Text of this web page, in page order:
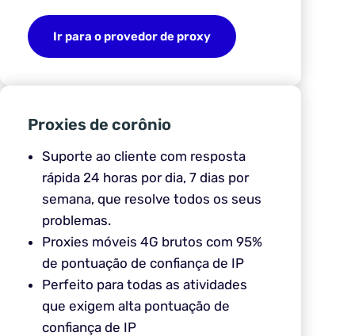
Ir para o provedor de proxy
Proxies de corônio
Suporte ao cliente com resposta
rápida 24 horas por dia, 7 dias por
semana, que resolve todos os seus
problemas.
Proxies móveis 4G brutos com 95%
de pontuação de confiança de IP
Perfeito para todas as atividades
que exigem alta pontuação de
confiança de IP